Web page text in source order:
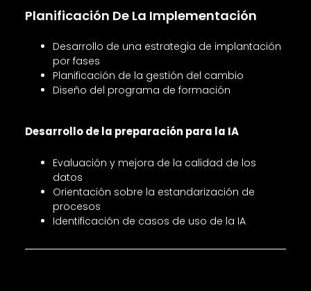
Planificación De La Implementación
Desarrollo de una estrategia de implantación
por fases
Planificación de la gestión del cambio
Diseño del programa de formación
Desarrollo de la preparación para la IA
Evaluación y mejora de la calidad de los
datos
Orientación sobre la estandarización de
procesos
Identificación de casos de uso de la IA